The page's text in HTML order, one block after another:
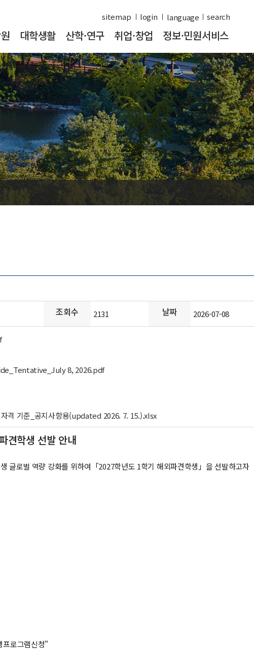
sitemap login search
대학생활 산학·연구 취업·창업 정보·민원서비스
조회수 2131 날짜 2026-07-08
8, 2026.pdf
격 기준_공지사항용(updated 2026. 7. 15.).xlsx
견학생 선발 안내
글로벌 역량 강화를 위하여「2027학년도 1학기 해외파견학생」을 선발하고자
로그램신청"